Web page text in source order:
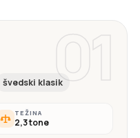
01
švedski klasik
TEŽINA
2,3 tone